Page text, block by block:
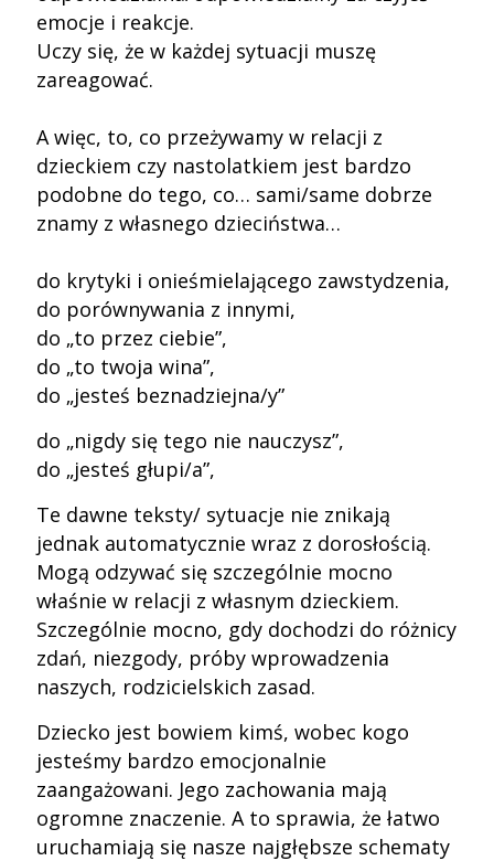
emocje i reakcje.
Uczy się, że w każdej sytuacji muszę
zareagować.
A więc, to, co przeżywamy w relacji z
dzieckiem czy nastolatkiem jest bardzo
podobne do tego, co… sami/same dobrze
znamy z własnego dzieciństwa…
do krytyki i onieśmielającego zawstydzenia,
do porównywania z innymi,
do „to przez ciebie”,
do „to twoja wina”,
do „jesteś beznadziejna/y”
do „nigdy się tego nie nauczysz”,
do „jesteś głupi/a”,
Te dawne teksty/ sytuacje nie znikają
jednak automatycznie wraz z dorosłością.
Mogą odzywać się szczególnie mocno
właśnie w relacji z własnym dzieckiem.
Szczególnie mocno, gdy dochodzi do różnicy
zdań, niezgody, próby wprowadzenia
naszych, rodzicielskich zasad.
Dziecko jest bowiem kimś, wobec kogo
jesteśmy bardzo emocjonalnie
zaangażowani. Jego zachowania mają
ogromne znaczenie. A to sprawia, że łatwo
uruchamiają się nasze najgłębsze schematy